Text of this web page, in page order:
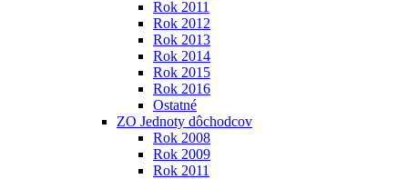
Rok 2011
Rok 2012
Rok 2013
Rok 2014
Rok 2015
Rok 2016
Ostatné
ZO Jednoty dôchodcov
Rok 2008
Rok 2009
Rok 2011